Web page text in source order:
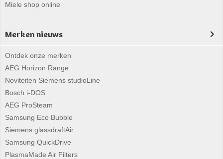
Miele shop online
Merken nieuws
Ontdek onze merken
AEG Horizon Range
Noviteiten Siemens studioLine
Bosch i-DOS
AEG ProSteam
Samsung Eco Bubble
Siemens glassdraftAir
Samsung QuickDrive
PlasmaMade Air Filters